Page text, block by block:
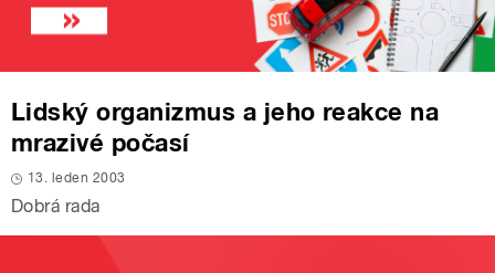
Lidský organizmus a jeho reakce na
mrazivé počasí
13. leden 2003
Dobrá rada